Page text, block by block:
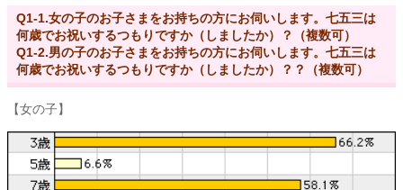
Q1-1.女の子のお子さまをお持ちの方にお伺いします。七五三は
何歳でお祝いするつもりですか（しましたか）？（複数可）
Q1-2.男の子のお子さまをお持ちの方にお伺いします。七五三は
何歳でお祝いするつもりですか（しましたか）？？（複数可）
【女の子】